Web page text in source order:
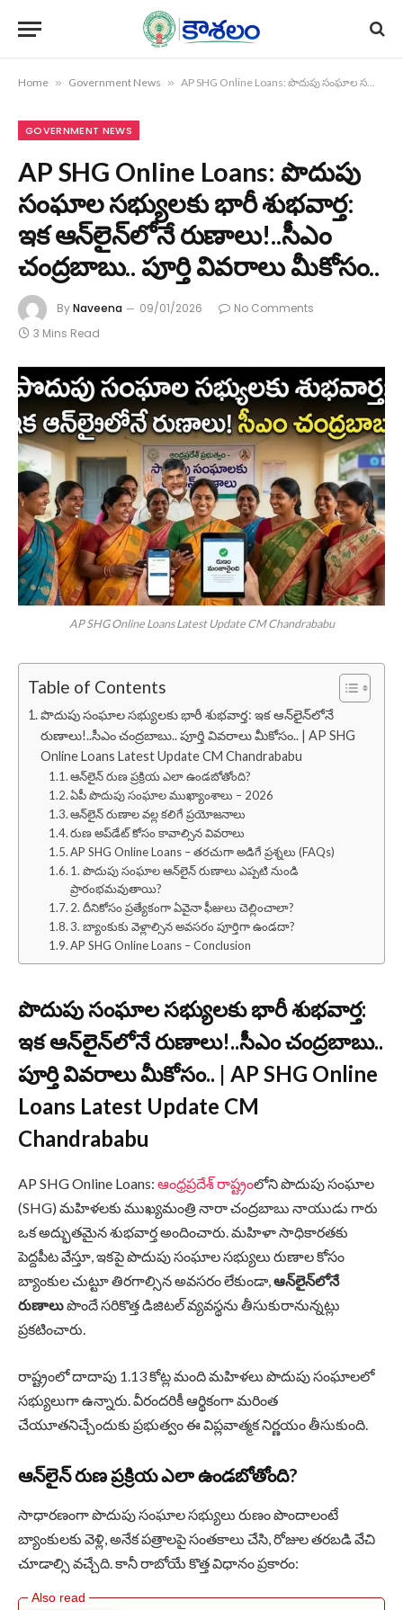
Home » Government News » AP SHG Online Loans: పొదుపు సంఘాల సభ్యులకు భారీ శుభవార్త: ఇక ఆన్‌లైన్‌లోనే రుణాలు!..సీఎం చంద్రబాబు.. పూర్తి వివరాలు మీకోసం..
GOVERNMENT NEWS
AP SHG Online Loans: పొదుపు
సంఘాల సభ్యులకు భారీ శుభవార్త:
ఇక ఆన్‌లైన్‌లోనే రుణాలు!..సీఎం
చంద్రబాబు.. పూర్తి వివరాలు మీకోసం..
ByNaveena 09/01/2026
No Comments
3 Mins Read
AP SHG Online Loans Latest Update CM Chandrababu
Table of Contents
పొదుపు సంఘాల సభ్యులకు భారీ శుభవార్త: ఇక ఆన్‌లైన్‌లోనే
రుణాలు!..సీఎం చంద్రబాబు.. పూర్తి వివరాలు మీకోసం.. | AP SHG
Online Loans Latest Update CM Chandrababu
ఆన్‌లైన్ రుణ ప్రక్రియ ఎలా ఉండబోతోంది?
ఏపీ పొదుపు సంఘాల ముఖ్యాంశాలు – 2026
ఆన్‌లైన్ రుణాల వల్ల కలిగే ప్రయోజనాలు
రుణ అప్‌డేట్ కోసం కావాల్సిన వివరాలు
AP SHG Online Loans – తరచుగా అడిగే ప్రశ్నలు (FAQs)
1. పొదుపు సంఘాల ఆన్‌లైన్ రుణాలు ఎప్పటి నుండి
ప్రారంభమవుతాయి?
2. దీనికోసం ప్రత్యేకంగా ఏవైనా ఫీజులు చెల్లించాలా?
3. బ్యాంకుకు వెళ్లాల్సిన అవసరం పూర్తిగా ఉండదా?
AP SHG Online Loans – Conclusion
పొదుపు సంఘాల సభ్యులకు భారీ శుభవార్త:
ఇక ఆన్‌లైన్‌లోనే రుణాలు!..సీఎం చంద్రబాబు..
పూర్తి వివరాలు మీకోసం.. | AP SHG Online
Loans Latest Update CM
Chandrababu
AP SHG Online Loans: ఆంధ్రప్రదేశ్ రాష్ట్రంలోని పొదుపు సంఘాల
(SHG) మహిళలకు ముఖ్యమంత్రి నారా చంద్రబాబు నాయుడు గారు
ఒక అద్భుతమైన శుభవార్త అందించారు. మహిళా సాధికారతకు
పెద్దపీట వేస్తూ, ఇకపై పొదుపు సంఘాల సభ్యులు రుణాల కోసం
బ్యాంకుల చుట్టూ తిరగాల్సిన అవసరం లేకుండా,ఆన్‌లైన్‌లోనే
రుణాలుపొందే సరికొత్త డిజిటల్ వ్యవస్థను తీసుకురానున్నట్లు
ప్రకటించారు.
రాష్ట్రంలో దాదాపు 1.13 కోట్ల మంది మహిళలు పొదుపు సంఘాలలో
సభ్యులుగా ఉన్నారు. వీరందరికీ ఆర్థికంగా మరింత
చేయూతనిచ్చేందుకు ప్రభుత్వం ఈ విప్లవాత్మక నిర్ణయం తీసుకుంది.
ఆన్‌లైన్ రుణ ప్రక్రియ ఎలా ఉండబోతోంది?
సాధారణంగా పొదుపు సంఘాల సభ్యులు రుణం పొందాలంటే
బ్యాంకులకు వెళ్లి, అనేక పత్రాలపై సంతకాలు చేసి, రోజుల తరబడి వేచి
చూడాల్సి వచ్చేది. కానీ రాబోయే కొత్త విధానం ప్రకారం: